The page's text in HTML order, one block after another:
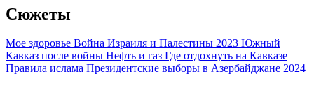
Сюжеты
Мое здоровье Война Израиля и Палестины 2023 Южный
Кавказ после войны Нефть и газ Где отдохнуть на Кавказе
Правила ислама Президентские выборы в Азербайджане 2024